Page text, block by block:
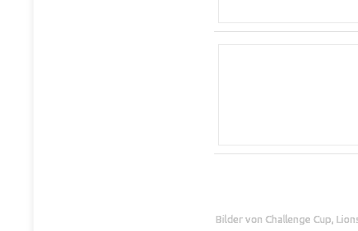
Bilder von Challenge Cup,